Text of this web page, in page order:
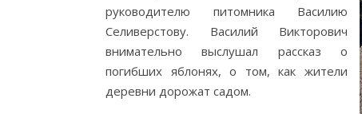
руководителю питомника Василию
Селиверстову. Василий Викторович
внимательно выслушал рассказ о
погибших яблонях, о том, как жители
деревни дорожат садом.